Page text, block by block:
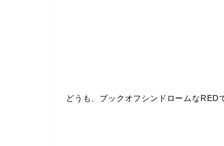
どうも、ブックオフシンドロームなRED